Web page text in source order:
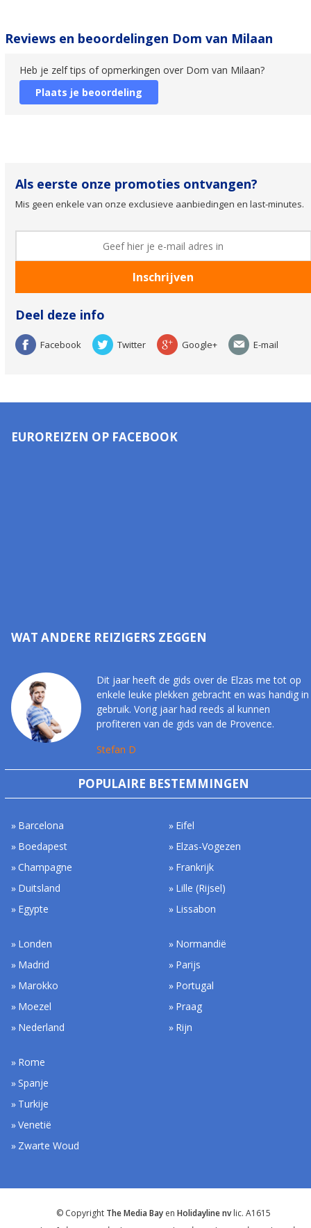
Reviews en beoordelingen Dom van Milaan
Heb je zelf tips of opmerkingen over Dom van Milaan?
Plaats je beoordeling
Als eerste onze promoties ontvangen?
Mis geen enkele van onze exclusieve aanbiedingen en last-minutes.
Deel deze info
Facebook Twitter Google+ E-mail
EUROREIZEN OP FACEBOOK
WAT ANDERE REIZIGERS ZEGGEN
Dit jaar heeft de gids over de Elzas me tot op
enkele leuke plekken gebracht en was handig in
gebruik. Vorig jaar had reeds al kunnen
profiteren van de gids van de Provence.
Stefan D
POPULAIRE BESTEMMINGEN
Barcelona
Boedapest
Champagne
Duitsland
Egypte
Eifel
Elzas-Vogezen
Frankrijk
Lille (Rijsel)
Lissabon
Londen
Madrid
Marokko
Moezel
Nederland
Normandië
Parijs
Portugal
Praag
Rijn
Rome
Spanje
Turkije
Venetië
Zwarte Woud
© Copyright The Media Bay en Holidayline nvlic. A1615